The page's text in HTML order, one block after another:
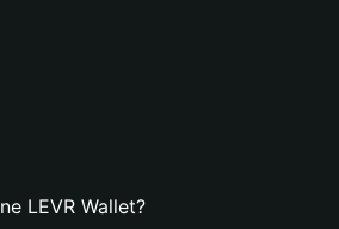
LEVR Wallet?